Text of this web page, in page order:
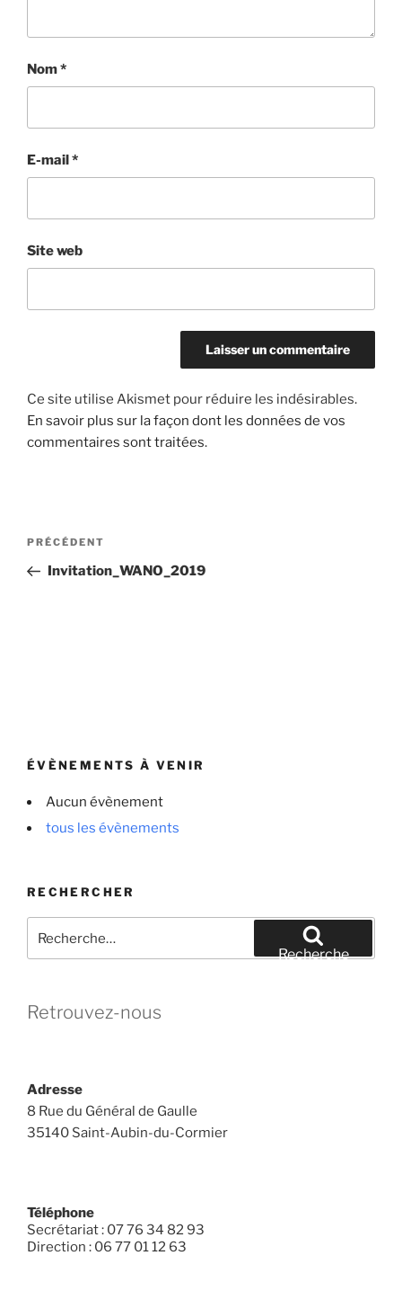
Nom*
E-mail*
Site web
Ce site utilise Akismet pour réduire les indésirables.
En savoir plus sur la façon dont les données de vos
commentaires sont traitées.
Navigation
l’article
Article
précédent
PRÉCÉDENT
Invitation_WANO_2019
ÉVÈNEMENTS À VENIR
Aucun évènement
tous les évènements
RECHERCHER
pour
Recherche
Retrouvez-nous
Adresse
8 Rue du Général de Gaulle
35140 Saint-Aubin-du-Cormier
Téléphone
Secrétariat : 07 76 34 82 93
Direction : 06 77 01 12 63